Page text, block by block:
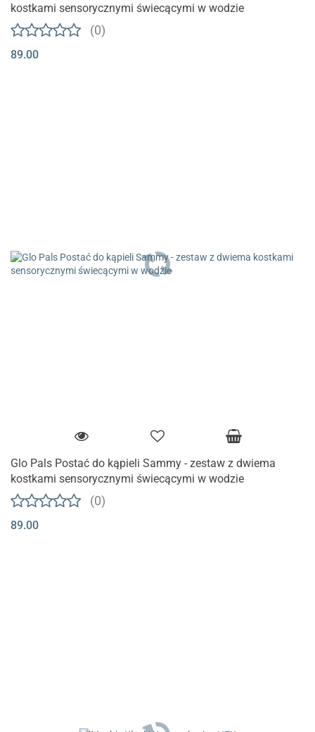
kostkami sensorycznymi świecącymi w wodzie
(0)
89.00
Glo Pals Postać do kąpieli Sammy - zestaw z dwiema
kostkami sensorycznymi świecącymi w wodzie
(0)
89.00